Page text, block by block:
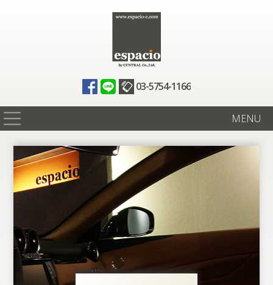
03-5754-1166
MENU
在庫情報
買取査定
ニュース
ギャラリー